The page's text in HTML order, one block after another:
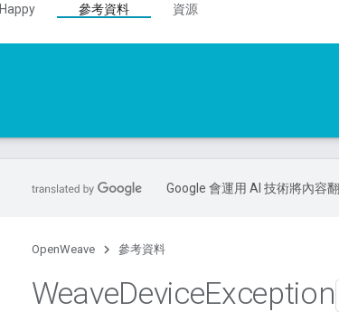
Happy 參考資料
資源
Google 會運用 AI 技術將內容
OpenWeave 參考資料
WeaveDeviceException